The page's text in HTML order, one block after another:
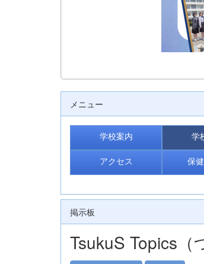
メニュー
学校案内 学
アクセス 保
掲示板
TsukuS Topics（